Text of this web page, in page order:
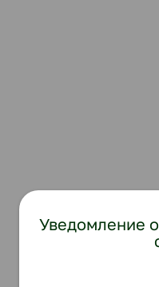
Уведомление